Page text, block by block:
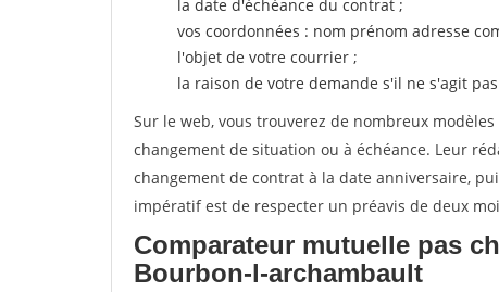
la date d'échéance du contrat ;
vos coordonnées : nom prénom adresse
l'objet de votre courrier ;
la raison de votre demande s'il ne s'agit
Sur le web, vous trouverez de nombreux
changement de situation ou à échéance. Leur
changement de contrat à la date anniversaire,
impératif est de respecter un préavis de deux
Comparateur mutuelle pas
Bourbon-l-archambault